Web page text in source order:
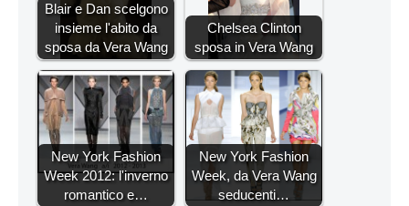
Blair e Dan scelgono
insieme l'abito da
sposa da Vera Wang
Chelsea Clinton
sposa in Vera Wang
New York Fashion
Week 2012: l'inverno
romantico e…
New York Fashion
Week, da Vera Wang
seducenti…